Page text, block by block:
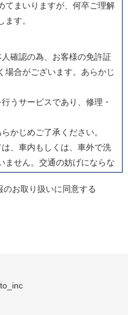
てまいりますが、何卒ご理解
す。
確認の為、お客様の免許証
場合がございます。あらかじ
うサービスであり、修理・
かじめご了承ください。
、車内もしくは、車外で洗
ません。交通の妨げにならな
、お手元にお持ちいただく
時間をお伝えしますので、
あらかじめご了承ください。
お取り扱いに同意する